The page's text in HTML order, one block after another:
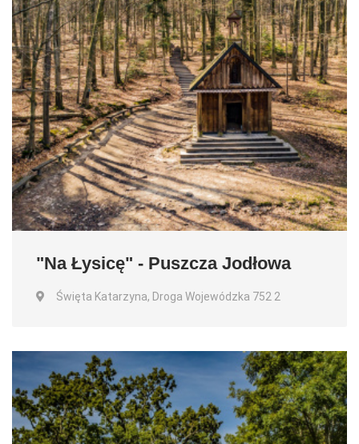
"Na Łysicę" - Puszcza Jodłowa
Święta Katarzyna, Droga Wojewódzka 752 2